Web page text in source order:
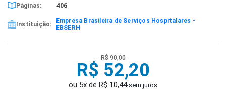
Páginas: 406
Instituição:
Empresa Brasileira de Serviços Hospitalares -
EBSERH
R$ 90,00
R$ 52,20
ou 5x de R$ 10,44sem juros